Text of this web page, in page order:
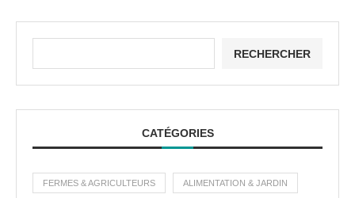
RECHERCHER
CATÉGORIES
FERMES & AGRICULTEURS ALIMENTATION & JARDIN